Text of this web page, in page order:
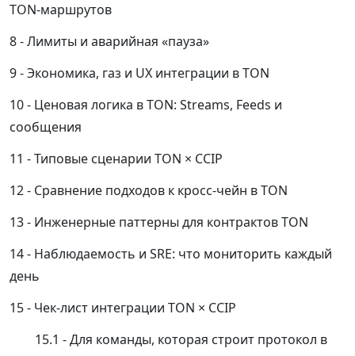
TON-маршрутов
Лимиты и аварийная «пауза»
Экономика, газ и UX интеграции в TON
Ценовая логика в TON: Streams, Feeds и
сообщения
Типовые сценарии TON × CCIP
Сравнение подходов к кросс-чейн в TON
Инженерные паттерны для контрактов TON
Наблюдаемость и SRE: что мониторить каждый
день
Чек-лист интеграции TON × CCIP
Для команды, которая строит протокол в